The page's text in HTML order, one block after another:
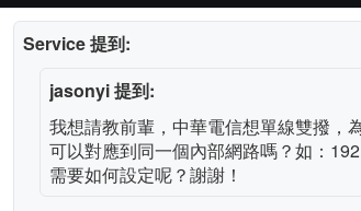
Service 提到:
jasonyi 提到:
我想請教前輩，中華電信想單線雙撥，
可以對應到同一個內部網路嗎？如：
需要如何設定呢？謝謝！